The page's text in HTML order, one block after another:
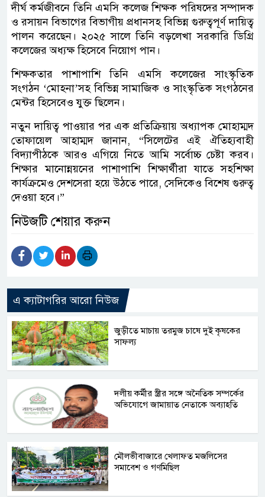
দীর্ঘ কর্মজীবনে তিনি এমসি কলেজ শিক্ষক পরিষদের সম্পাদক
ও রসায়ন বিভাগের বিভাগীয় প্রধানসহ বিভিন্ন গুরুত্বপূর্ণ দায়িত্ব
পালন করেছেন। ২০২৫ সালে তিনি বড়লেখা সরকারি ডিগ্রি
কলেজের অধ্যক্ষ হিসেবে নিয়োগ পান।
শিক্ষকতার পাশাপাশি তিনি এমসি কলেজের সাংস্কৃতিক
সংগঠন ‘মোহনা’সহ বিভিন্ন সামাজিক ও সাংস্কৃতিক সংগঠনের
মেন্টর হিসেবেও যুক্ত ছিলেন।
নতুন দায়িত্ব পাওয়ার পর এক প্রতিক্রিয়ায় অধ্যাপক মোহাম্মদ
তোফায়েল আহাম্মদ জানান, “সিলেটের এই ঐতিহ্যবাহী
বিদ্যাপীঠকে আরও এগিয়ে নিতে আমি সর্বোচ্চ চেষ্টা করব।
শিক্ষার মানোন্নয়নের পাশাপাশি শিক্ষার্থীরা যাতে সহশিক্ষা
কার্যক্রমেও দেশসেরা হয়ে উঠতে পারে, সেদিকেও বিশেষ গুরুত্ব
দেওয়া হবে।”
নিউজটি শেয়ার করুন
এ ক্যাটাগরির আরো নিউজ
জুড়ীতে মাচায় তরমুজ চাষে দুই কৃষকের
সাফল্য
দলীয় কর্মীর স্ত্রীর সঙ্গে অনৈতিক সম্পর্কের
অভিযোগে জামায়াত নেতাকে অব্যাহতি
মৌলভীবাজারে খেলাফত মজলিসের
সমাবেশ ও গণমিছিল